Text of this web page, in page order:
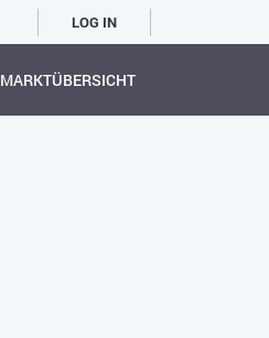
LOG IN
MARKTÜBERSICHT